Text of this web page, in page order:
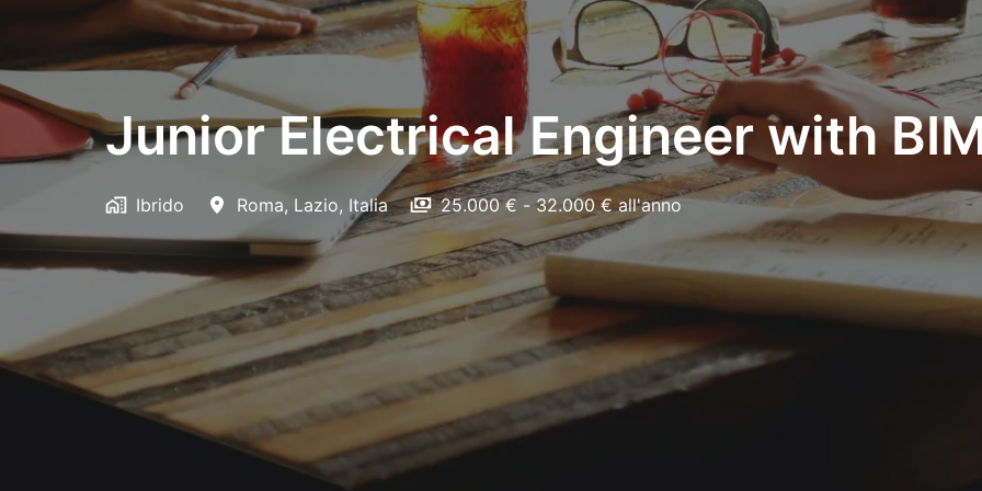
Junior Electrical Engineer with
Ibrido Roma, Lazio, Italia 25.000 € - 32.000 € all'anno